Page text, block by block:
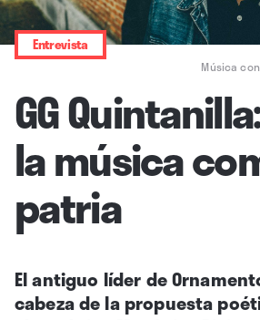
Música
Entrevista
GG
la música
patria
El antiguo líder de
cabeza de la propuesta